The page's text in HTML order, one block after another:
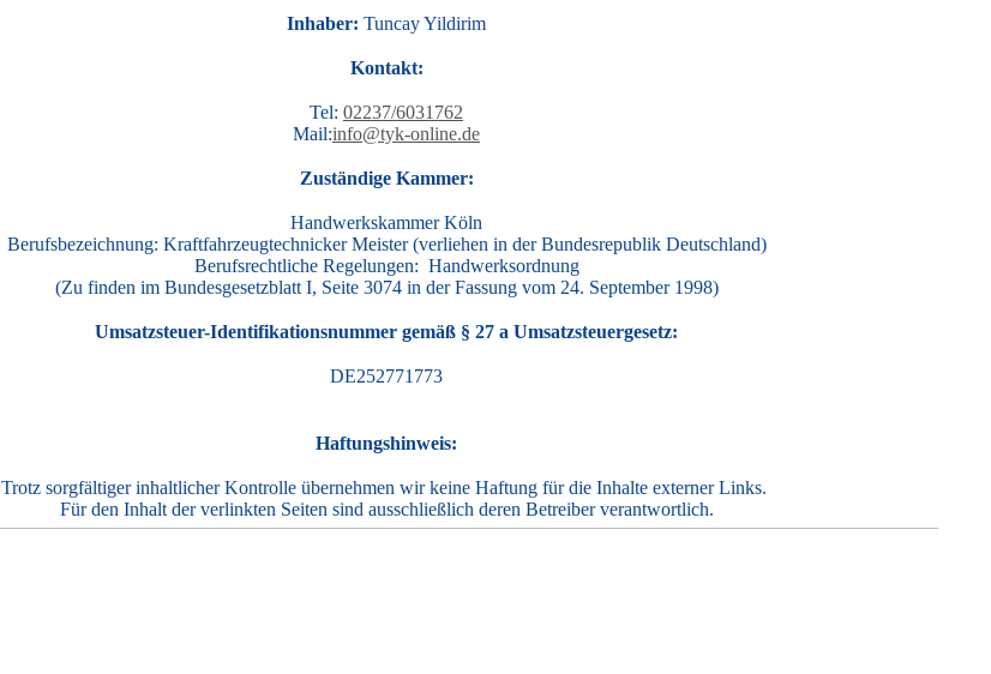
Inhaber: Tuncay Yildirim
Kontakt:
Tel: 02237/6031762
Mail:info@tyk-online.de
Zuständige Kammer:
Handwerkskammer Köln
Berufsbezeichnung: Kraftfahrzeugtechnicker Meister (verliehen in der Bundesrepublik Deutschland)
Berufsrechtliche Regelungen: Handwerksordnung
(Zu finden im Bundesgesetzblatt I, Seite 3074 in der Fassung vom 24. September 1998)
Umsatzsteuer-Identifikationsnummer gemäß § 27 a Umsatzsteuergesetz:
DE252771773
Haftungshinweis:
Trotz sorgfältiger inhaltlicher Kontrolle übernehmen wir keine Haftung für die Inhalte externer Links.
Für den Inhalt der verlinkten Seiten sind ausschließlich deren Betreiber verantwortlich.